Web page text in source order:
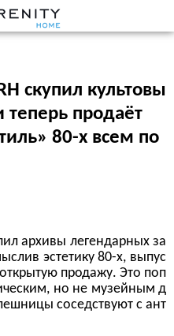
скупил культовы
продаёт
80-х всем по
архивы легендарных за
эстетику 80-х, выпус
продажу. Это поп
но не музейным д
соседствуют с ант